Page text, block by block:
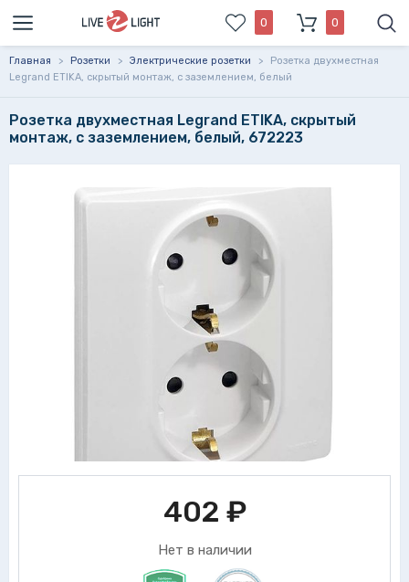
0 0
Главная > Розетки > Электрические розетки >
Розетка двухместная
Legrand ETIKA, скрытый монтаж, с заземлением, белый
Розетка двухместная Legrand ETIKA, скрытый
монтаж, с заземлением, белый, 672223
402 ₽
Нет в наличии